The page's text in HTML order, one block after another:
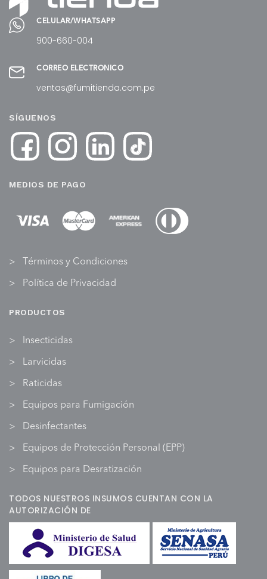
CELULAR/WHATSAPP
900-660-004
CORREO ELECTRÓNICO
ventas@fumitienda.com.pe
SÍGUENOS
MEDIOS DE PAGO
Términos y Condiciones
Política de Privacidad
PRODUCTOS
Insecticidas
Larvicidas
Raticidas
Equipos para Fumigación
Desinfectantes
Equipos de Protección Personal (EPP)
Equipos para Desratización
TODOS NUESTROS INSUMOS CUENTAN CON LA
AUTORIZACIÓN DE